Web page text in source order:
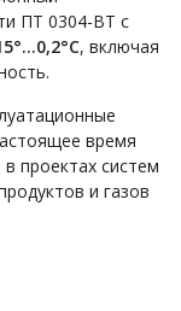
ПТ 0304-ВТ с
, включая
время
проектах систем
и газов